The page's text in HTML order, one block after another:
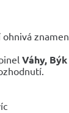
ohnivá
Váhy,